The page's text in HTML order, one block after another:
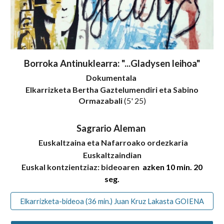
Borroka Antinuklearra: "...Gladysen leihoa"
Dokumentala
Elkarrizketa Bertha Gaztelumendiri eta Sabino
Ormazabali(5' 25)
Sagrario Aleman
Euskaltzaina eta Nafarroako ordezkaria
Euskaltzaindian
Euskal kontzientziaz: bideoaren azken 10 min. 20
seg.
Elkarrizketa-bideoa (36 min.) Juan Kruz Lakasta GOIENA